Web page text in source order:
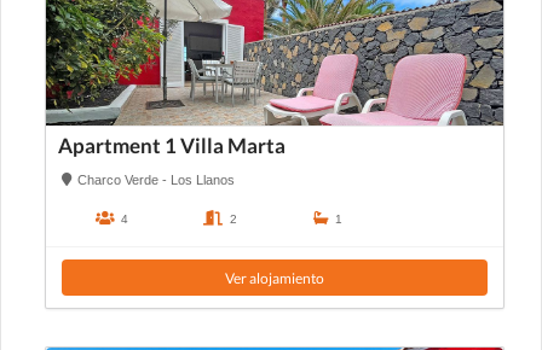
Apartment 1 Villa Marta
Charco Verde - Los Llanos
4 2 1
Ver alojamiento